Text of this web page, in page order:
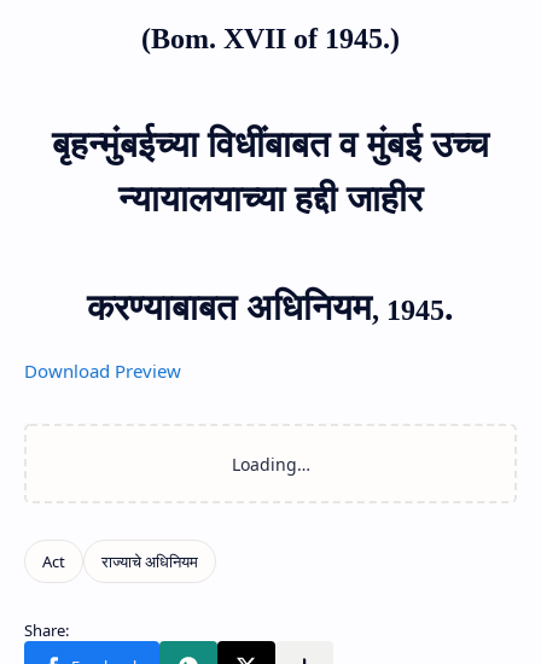
(Bom. XVII of 1945.)
बृहन्मुंबईच्या विधींबाबत व मुंबई उच्च
न्यायालयाच्या हद्दी जाहीर
करण्याबाबत अधिनियम, 1945.
Download Preview